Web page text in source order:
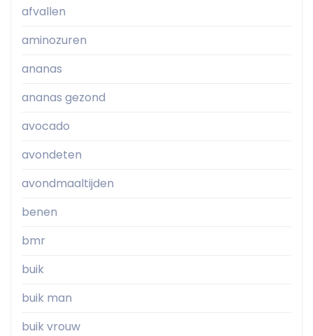
afvallen
aminozuren
ananas
ananas gezond
avocado
avondeten
avondmaaltijden
benen
bmr
buik
buik man
buik vrouw